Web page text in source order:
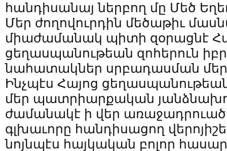
հանդիսանայ ներբող մը Մեծ
Մեր ժողովուրդին մեծաթիւ
միաժամանակ պիտի զօրացնէ
ցեղասպանութեան զոհերուն
նահատակներ սրբադասման
Ինչպէս Հայոց
մեր պատրիարքական
ժամանակէ ի վեր առաջադրուած
գլխաւորը հանդիսացող
նոյնպէս հայկական բոլոր